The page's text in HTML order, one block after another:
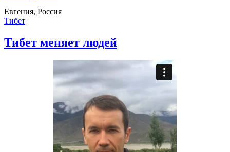
Евгения, Россия
Тибет
Тибет меняет людей